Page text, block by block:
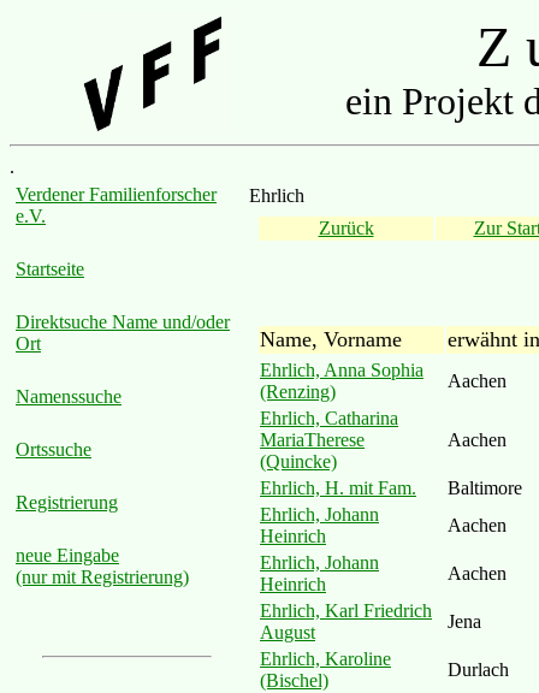
Z
ein Projekt
.
Verdener Familienforscher
e.V.
Startseite
Direktsuche Name und/oder
Ort
Namenssuche
Ortssuche
Registrierung
neue Eingabe
(nur mit Registrierung)
Ehrlich
Zurück
Zur
Name, Vorname erwähnt in
Ehrlich, Anna Sophia
(Renzing)
Aachen
Ehrlich, Catharina
MariaTherese
(Quincke)
Aachen
Ehrlich, H. mit Fam.
Baltimore
Ehrlich, Johann
Heinrich
Aachen
Ehrlich, Johann
Heinrich
Aachen
Ehrlich, Karl Friedrich
August
Jena
Ehrlich, Karoline
(Bischel)
Durlach